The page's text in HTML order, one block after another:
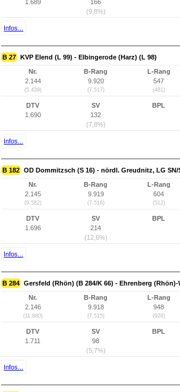
1.689
166
(9,8%)
Infos...
B 27 KVP Elend (L 99) - Elbingerode (Harz) (L 98)
Nr.
2.144
(5.439)
B-Rang
9.920
(7.517)
L-Rang
547
(481)
DTV
1.690
SV
132
(7,8%)
BPL
Infos...
B 182 OD Dommitzsch (S 16) - nördl. Greudnitz, LG SN/
Nr.
2.145
(9.582)
B-Rang
9.919
(7.516)
L-Rang
604
(512)
DTV
1.696
SV
214
(12,6%)
BPL
Infos...
B 284 Gersfeld (Rhön) (B 284/K 66) - Ehrenberg
Nr.
2.146
(11.880)
B-Rang
9.918
(7.515)
L-Rang
948
(928)
DTV
1.711
SV
98
(5,7%)
BPL
Infos...